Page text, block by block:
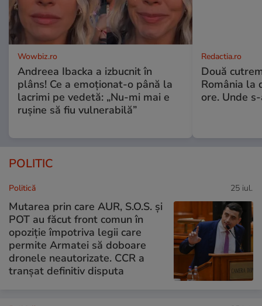
Wowbiz.ro
Andreea Ibacka a izbucnit în
plâns! Ce a emoționat-o până la
lacrimi pe vedetă: „Nu-mi mai e
rușine să fiu vulnerabilă”
Redactia.ro
Două
România la
ore. Unde
POLITIC
Politică 25 iul.
Mutarea prin care AUR, S.O.S. și
POT au făcut front comun în
opoziție împotriva legii care
permite Armatei să doboare
dronele neautorizate. CCR a
tranșat definitiv disputa